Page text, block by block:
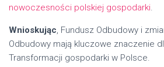
nowoczesności polskiej gospodarki.
Wnioskując, Fundusz Odbudowy i
Odbudowy mają kluczowe znaczenie
Transformacji gospodarki w Polsce.